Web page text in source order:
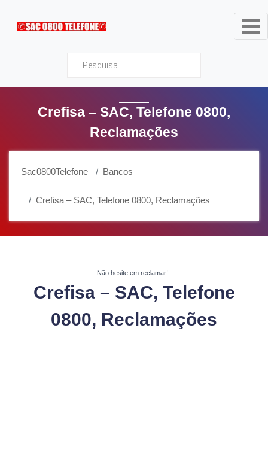
Sac0800Telefone
Crefisa – SAC, Telefone 0800,
Reclamações
Sac0800Telefone Bancos
Crefisa – SAC, Telefone 0800, Reclamações
Não hesite em reclamar!
Crefisa – SAC, Telefone
0800, Reclamações